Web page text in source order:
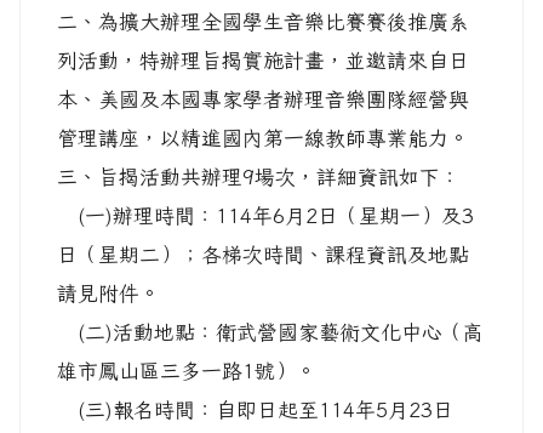
二、為擴大辦理全國學生音樂比賽賽後推廣系
列活動，特辦理旨揭實施計畫，並邀請來自日
本、美國及本國專家學者辦理音樂團隊經營與
管理講座，以精進國內第一線教師專業能力。
三、旨揭活動共辦理9場次，詳細資訊如下：
(一)辦理時間：114年6月2日（星期一）及3
日（星期二）；各梯次時間、課程資訊及地點
請見附件。
(二)活動地點：衛武營國家藝術文化中心（高
雄市鳳山區三多一路1號）。
(三)報名時間：自即日起至114年5月23日